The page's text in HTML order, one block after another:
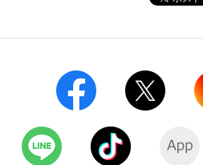
自転車シェアリング（店舗限定）
モバイルバッテリーシェアリング（
セブン-イレブンの歴史